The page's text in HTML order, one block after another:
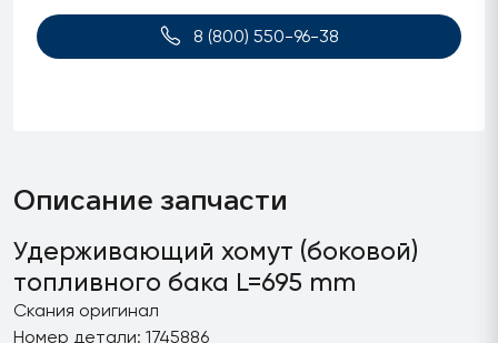
8 (800) 550-96-38
Описание запчасти
Удерживающий хомут (боковой)
топливного бака L=695 mm
Скания оригинал
Номер детали: 1745886